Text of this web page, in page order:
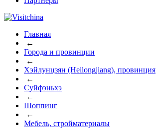
Главная
←
Города и провинции
←
Хэйлунцзян (Heilongjiang), провинция
←
Суйфэньхэ
←
Шоппинг
←
Мебель, стройматериалы